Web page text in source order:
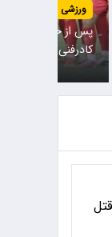
ورزشی
پس از حضور مهدی
کادرفنی…